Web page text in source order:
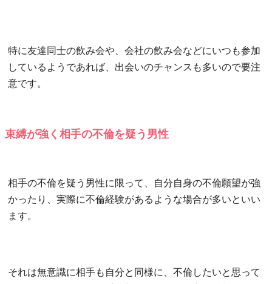
特に友達同士の飲み会や、会社の飲み会などにいつも参加
しているようであれば、出会いのチャンスも多いので要注
意です。
束縛が強く相手の不倫を疑う男性
相手の不倫を疑う男性に限って、自分自身の不倫願望が強
かったり、実際に不倫経験があるような場合が多いといい
ます。
それは無意識に相手も自分と同様に、不倫したいと思って